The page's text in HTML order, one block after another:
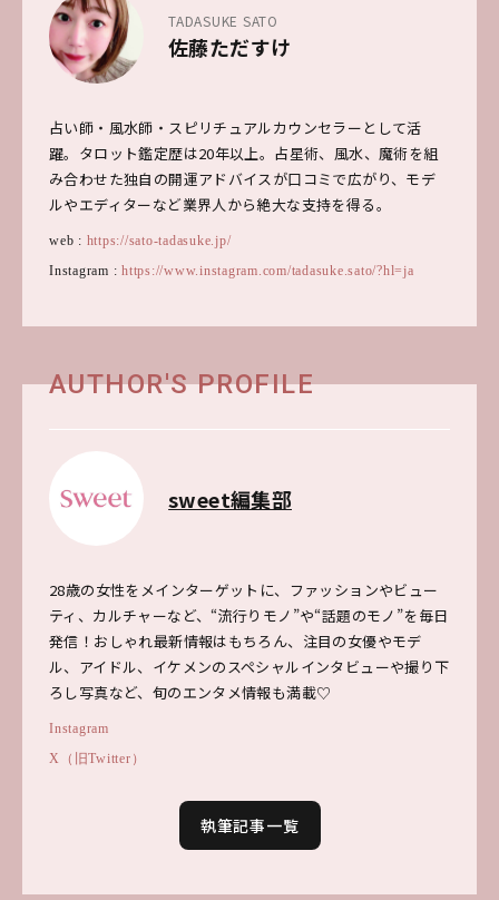
TADASUKE SATO
佐藤ただすけ
占い師・風水師・スピリチュアルカウンセラーとして活
躍。タロット鑑定歴は20年以上。占星術、風水、魔術を組
み合わせた独自の開運アドバイスが口コミで広がり、モデ
ルやエディターなど業界人から絶大な支持を得る。
web : https://sato-tadasuke.jp/
Instagram : https://www.instagram.com/tadasuke.sato/?hl=ja
AUTHOR'S PROFILE
sweet編集部
28歳の女性をメインターゲットに、ファッションやビュー
ティ、カルチャーなど、“流行りモノ”や“話題のモノ”を毎日
発信！おしゃれ最新情報はもちろん、注目の女優やモデ
ル、アイドル、イケメンのスペシャルインタビューや撮り下
ろし写真など、旬のエンタメ情報も満載♡
Instagram
X（旧Twitter）
執筆記事一覧